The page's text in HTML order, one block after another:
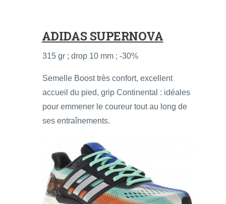
ADIDAS SUPERNOVA
315 gr ; drop 10 mm ; -30%
Semelle Boost très confort, excellent
accueil du pied, grip Continental : idéales
pour emmener le coureur tout au long de
ses entraînements.